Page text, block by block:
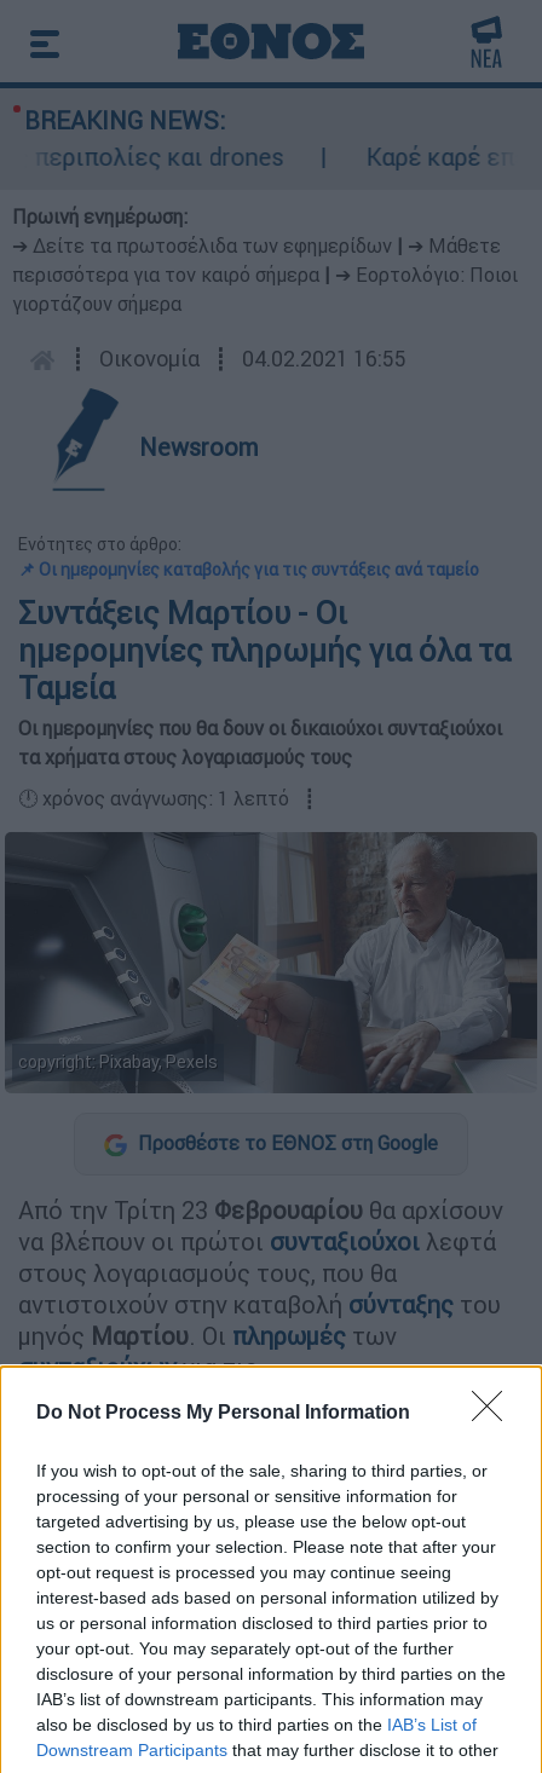
Do Not Process My Personal Information
If you wish to opt-out of the sale, sharing to third parties, or
processing of your personal or sensitive information for
targeted advertising by us, please use the below opt-out
section to confirm your selection. Please note that after your
opt-out request is processed you may continue seeing
interest-based ads based on personal information utilized by
us or personal information disclosed to third parties prior to
your opt-out. You may separately opt-out of the further
disclosure of your personal information by third parties on the
IAB’s list of downstream participants. This information may
also be disclosed by us to third parties on the IAB’s List of
Downstream Participants that may further disclose it to other
BREAKING NEWS:
και drones
Καρέ καρέ
Πρωινή ενημέρωση:
➔ Δείτε τα πρωτοσέλιδα των εφημερίδων
➔ Μάθετε
περισσότερα για τον καιρό σήμερα
➔ Εορτολόγιο: Ποιοι
γιορτάζουν σήμερα
┋ Οικονομία ┋ 04.02.2021 16:55
Newsroom
Ενότητες στο άρθρο:
📌 Oι ημερομηνίες καταβολής για τις συντάξεις ανά ταμείο
Συντάξεις Μαρτίου - Οι
ημερομηνίες πληρωμής για όλα τα
Ταμεία
Οι ημερομηνίες που θα δουν οι δικαιούχοι συνταξιούχοι
τα χρήματα στους λογαριασμούς τους
🕛 χρόνος ανάγνωσης: 1 λεπτό ┋
copyright: Pixabay, Pexels
Προσθέστε το ΕΘΝΟΣ στη Google
Από την Τρίτη 23 Φεβρουαρίου θα αρχίσουν
να βλέπουν οι πρώτοι συνταξιούχοι λεφτά
στους λογαριασμούς τους, που θα
αντιστοιχούν στην καταβολή σύνταξης του
μηνός Μαρτίου. Οι πληρωμές των
συνταξιούχων για τις
συντάξεις
Μαρτίου 2021 θα ξεκινήσουν με
την καταβολή της σύνταξης στους
δικαιούχους του ΙΚΑ. Οι συνταξιούχοιθα
πληρωθούν σε δύο φάσεις (ανάλογα με το
ΑΜΚΑτους), ενώ μέχρι τις 26 του μήνα όλοι
οιδικαιούχοι συνταξιούχοιθα έχουν λάβει
τις κύριες και τιςεπικουρικές συντάξεις .
Υπενθυμίζεται ότι τουπουργείο Εργασίας
συνεργασία με την Διοίκηση τουe-
ΕΦΚΑ αποφάσισεη πληρωμή των κύριων και
επικουρικών συντάξεων να γίνεται στην ίδια
ημερομηνία.